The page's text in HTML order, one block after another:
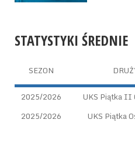
STATYSTYKI ŚREDNIE
SEZON
2025/2026 UKS Piątka II
2025/2026
UKS Piątka